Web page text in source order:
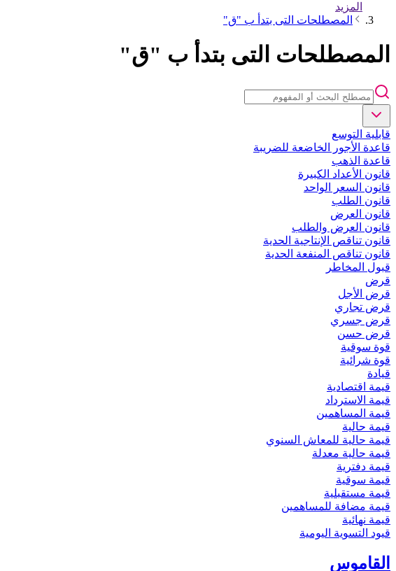
المزيد
المصطلحات التى بتدأ ب "ق"
المصطلحات التى بتدأ ب "ق"
قابلية التوسع
قاعدة الأجور الخاضعة للضريبة
قاعدة الذهب
قانون الأعداد الكبيرة
قانون السعر الواحد
قانون الطلب
قانون العرض
قانون العرض والطلب
قانون تناقص الإنتاجية الحدية
قانون تناقص المنفعة الحدية
قبول المخاطر
قرض
قرض الأجل
قرض تجاري
قرض جسري
قرض حسن
قوة سوقية
قوة شرائية
قيادة
قيمة اقتصادية
قيمة الاسترداد
قيمة المساهمين
قيمة حالية
قيمة حالية للمعاش السنوي
قيمة حالية معدلة
قيمة دفترية
قيمة سوقية
قيمة مستقبلية
قيمة مضافة للمساهمين
قيمة نهائية
قيود التسوية اليومية
القاموس